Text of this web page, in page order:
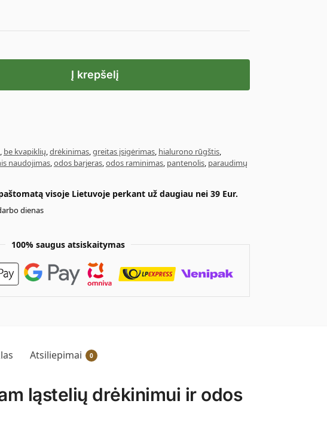
Į krepšelį
, be kvapiklių,drėkinimas,greitas įsigėrimas, hialurono rūgštis,
naudojimas,odos barjeras,odos raminimas, pantenolis, paraudimų
visoje Lietuvoje perkant už daugiau nei 39 Eur.
dienas
100% saugus atsiskaitymas
Atsiliepimai 0
ląstelių drėkinimui ir odos